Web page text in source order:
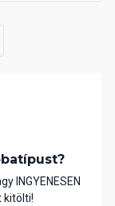
INGYENESEN
kitölti!